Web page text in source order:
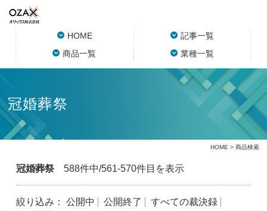
HOME
記事一覧
商品一覧
業種一覧
冠婚葬祭
HOME > 商品検索
冠婚葬祭588件中/561-570件目を表示
絞り込み： 公開中 公開終了
すべての裁決録